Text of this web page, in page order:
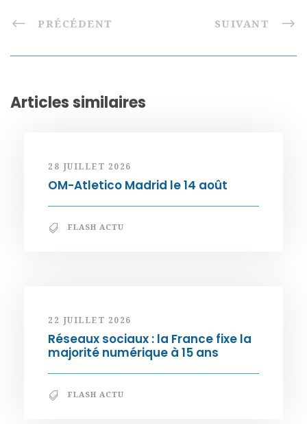
PRÉCÉDENT SUIVANT
Articles similaires
28 JUILLET 2026
OM-Atletico Madrid le 14 août
FLASH ACTU
22 JUILLET 2026
Réseaux sociaux : la France fixe la
majorité numérique à 15 ans
FLASH ACTU